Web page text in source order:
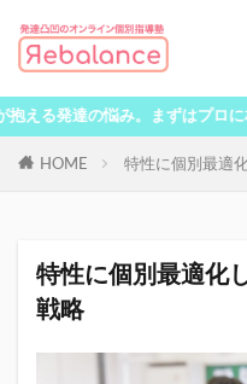
発達の悩み。まずはプロに相談
HOME 特性に個別最適
特性に個別最適化
戦略